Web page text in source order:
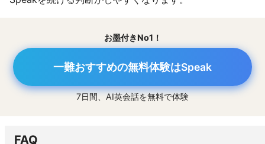
お墨付きNo1！
一難おすすめの無料体験はSpeak
7日間、AI英会話を無料で体験
FAQ